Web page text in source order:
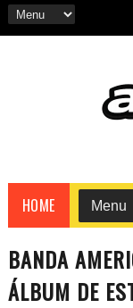
HOME
BANDA
ÁLBUM DE